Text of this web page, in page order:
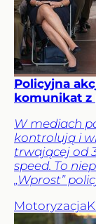
Policyjna
komunikat z
W mediach
kontrolują i
trwającej od
speed. To
„Wprost”
Motoryzacja